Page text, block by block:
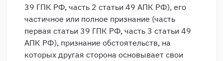
39 ГПК РФ, часть 2 статьи 49 АПК РФ), его
частичное или полное признание (часть
первая статьи 39 ГПК РФ, часть 3 статьи 49
АПК РФ), признание обстоятельств, на
которых другая сторона основывает свои